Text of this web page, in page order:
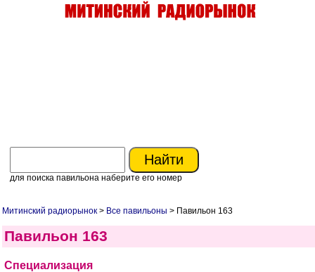
для поиска павильона наберите его номер
Митинский радиорынок > Все павильоны > Павильон 163
Павильон 163
Специализация